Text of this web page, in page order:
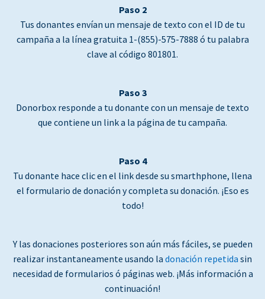
Paso 2
Tus donantes envían un mensaje de texto con el ID de tu
campaña a la línea gratuita 1-(855)-575-7888 ó tu palabra
clave al código 801801.
Paso 3
Donorbox responde a tu donante con un mensaje de texto
que contiene un link a la página de tu campaña.
Paso 4
Tu donante hace clic en el link desde su smarthphone, llena
el formulario de donación y completa su donación. ¡Eso es
todo!
Y las donaciones posteriores son aún más fáciles, se pueden
realizar instantaneamente usando la donación repetida sin
necesidad de formularios ó páginas web. ¡Más información a
continuación!